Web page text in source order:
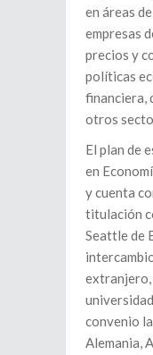
en áreas
empresas
precios y
políticas
financiera,
otros
El plan de
en
y cuenta
titulación
Seattle de
extranjero,
convenio la
Alemania,